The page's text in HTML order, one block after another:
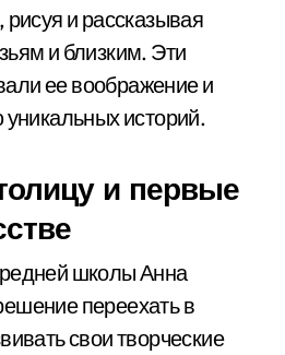
рисуя и рассказывая
и близким. Эти
ее воображение и
уникальных историй.
и первые
школы Анна
переехать в
свои творческие